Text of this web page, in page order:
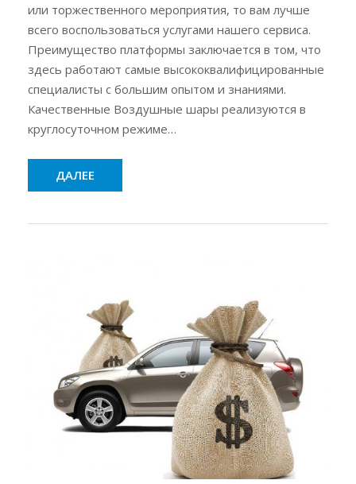
или торжественного мероприятия, то вам лучше
всего воспользоваться услугами нашего сервиса.
Преимущество платформы заключается в том, что
здесь работают самые высококвалифицированные
специалисты с большим опытом и знаниями.
Качественные Воздушные шары реализуются в
круглосуточном режиме…
ДАЛЕЕ